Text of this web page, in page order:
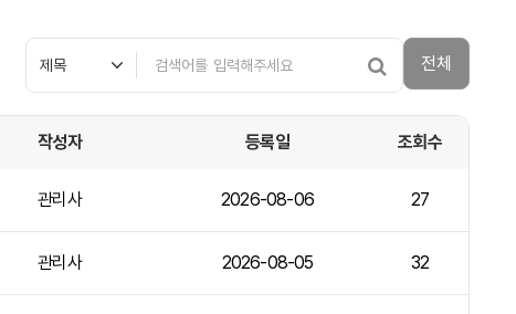
전체
작성자 등록일 조회수
관리사 2026-08-06 27
관리사 2026-08-05 32